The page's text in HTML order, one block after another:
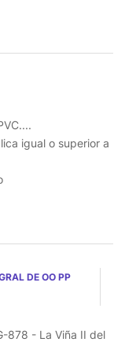
igual o superior a
DE OO PP
878 - La Viña II del